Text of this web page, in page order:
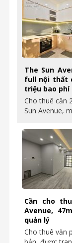
The Sun
full nội thất
triệu bao phí
Cho thuê căn
Sun Avenue,
Cần cho
Avenue,
quản lý
Cho thuê văn